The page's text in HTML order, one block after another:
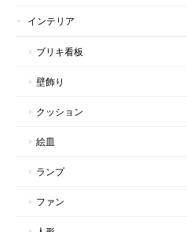
インテリア
ブリキ看板
壁飾り
クッション
絵皿
ランプ
ファン